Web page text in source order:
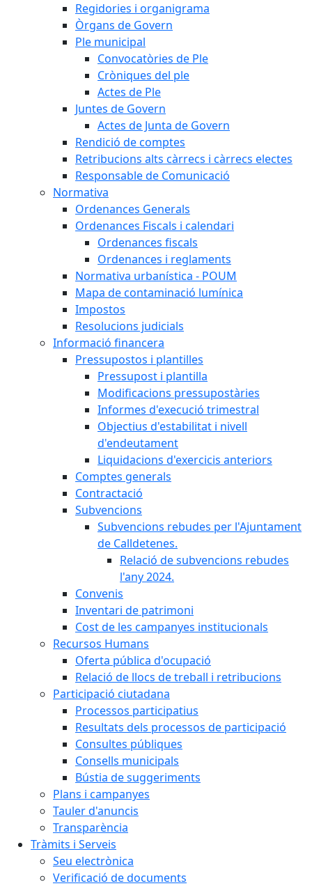
Regidories i organigrama
Òrgans de Govern
Ple municipal
Convocatòries de Ple
Cròniques del ple
Actes de Ple
Juntes de Govern
Actes de Junta de Govern
Rendició de comptes
Retribucions alts càrrecs i càrrecs electes
Responsable de Comunicació
Normativa
Ordenances Generals
Ordenances Fiscals i calendari
Ordenances fiscals
Ordenances i reglaments
Normativa urbanística - POUM
Mapa de contaminació lumínica
Impostos
Resolucions judicials
Informació financera
Pressupostos i plantilles
Pressupost i plantilla
Modificacions pressupostàries
Informes d'execució trimestral
Objectius d'estabilitat i nivell
d'endeutament
Liquidacions d'exercicis anteriors
Comptes generals
Contractació
Subvencions
Subvencions rebudes per l'Ajuntament
de Calldetenes.
Relació de subvencions rebudes
l'any 2024.
Convenis
Inventari de patrimoni
Cost de les campanyes institucionals
Recursos Humans
Oferta pública d'ocupació
Relació de llocs de treball i retribucions
Participació ciutadana
Processos participatius
Resultats dels processos de participació
Consultes públiques
Consells municipals
Bústia de suggeriments
Plans i campanyes
Tauler d'anuncis
Transparència
Tràmits i Serveis
Seu electrònica
Verificació de documents